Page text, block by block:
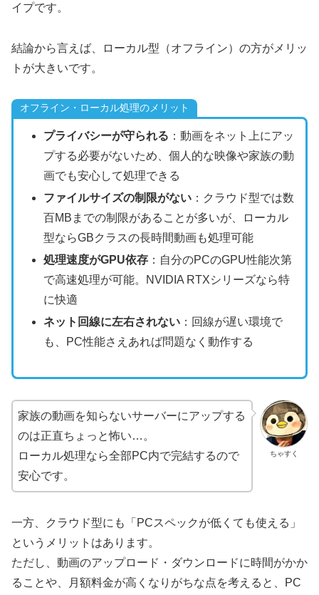
イプです。
結論から言えば、ローカル型（オフライン）の方がメリッ
トが大きいです。
オフライン・ローカル処理のメリット
プライバシーが守られる ：動画をネット上にアッ
プする必要がないため、個人的な映像や家族の動
画でも安心して処理できる
ファイルサイズの制限がない：クラウド型では数
百MBまでの制限があることが多いが、ローカル
型ならGBクラスの長時間動画も処理可能
処理速度がGPU依存：自分のPCのGPU性能次第
で高速処理が可能。NVIDIA RTXシリーズなら特
に快適
ネット回線に左右されない：回線が遅い環境で
も、PC性能さえあれば問題なく動作する
ちゃすく
家族の動画を知らないサーバーにアップする
のは正直ちょっと怖い…。
ローカル処理なら全部PC内で完結するので
安心です。
一方、クラウド型にも「PCスペックが低くても使える」
というメリットはあります。
ただし、動画のアップロード・ダウンロードに時間がかか
ることや、月額料金が高くなりがちな点を考えると、PC